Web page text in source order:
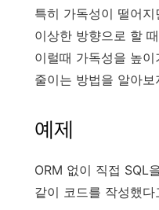
특히 가독성이 떨어
이상한 방향으로 할
이럴때 가독성을 높
줄이는 방법을 알아보
예제
ORM 없이 직접 SQL
같이 코드를 작성했다